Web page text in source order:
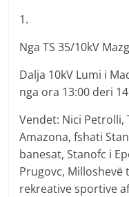
1.
Nga TS 35/10kV
Dalja 10kV Lumi i
nga ora 13:00 deri
Vendet: Nici Petrolli,
Amazona, fshati
banesat, Stanofc i
Prugovc, Milloshevë
rekreative sportive